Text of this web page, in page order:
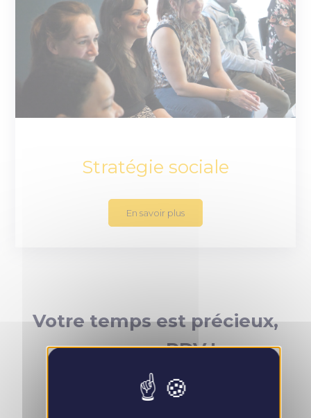
Stratégie sociale
En savoir plus
Votre temps est précieux,
prenez RDV !